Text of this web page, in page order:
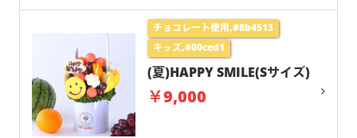
チョコレート使用,#8b4513
キッズ,#00ced1
(夏)HAPPY SMILE(Sサイズ)
￥9,000